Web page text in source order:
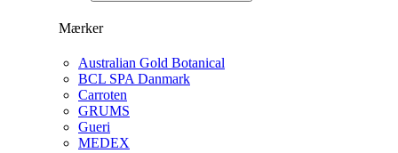
Mærker
Australian Gold Botanical
BCL SPA Danmark
Carroten
GRUMS
Gueri
MEDEX